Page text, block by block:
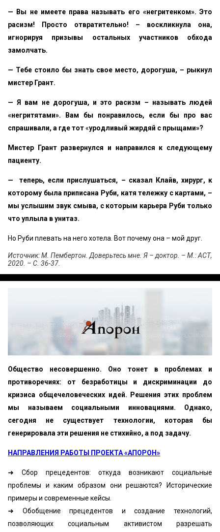
— Вы не имеете права называть его «негритенком». Это
расизм! Просто отвратительно! – воскликнула она,
игнорируя призывы остальных участников обхода
замолчать.
— Тебе стоило бы знать свое место, дорогуша, – рыкнул
мистер Грант.
— Я вам не дорогуша, и это расизм – называть людей
«негритятами». Вам бы понравилось, если бы про вас
спрашивали, а где тот«уродливый жирдяй с прыщами»?
Мистер Грант развернулся и направился к следующему
пациенту.
— теперь, если прислушаться, – сказал Клайв, хирург, к
которому была приписана Руби, катя тележку с картами, –
мы услышим звук смыва, с которым карьера Руби только
что уплыла в унитаз.
Но Руби плевать на него хотела. Вот почему она – мой друг.
Источник: М. Пембертон. Доверьтесь мне. Я – доктор. – М.: АСТ,
2020. – С. 36-37.
Общество несовершенно. Оно тонет в проблемах и
противоречиях: от безработицы и дискриминации до
кризиса общечеловеческих идей. Решения этих проблем
мы называем социальными инновациями. Однако,
сегодня не существует технологии, которая бы
генерировала эти решения не стихийно, а под задачу.
НАПРАВЛЕНИЯ РАБОТЫ ПРОЕКТА «АПОРОН»
➜ Сбор прецедентов: откуда возникают социальные
проблемы и каким образом они решаются? Исторические
примеры и современные кейсы.
➜ Обобщение прецедентов и создание технологий,
позволяющих социальным активистом разрешать